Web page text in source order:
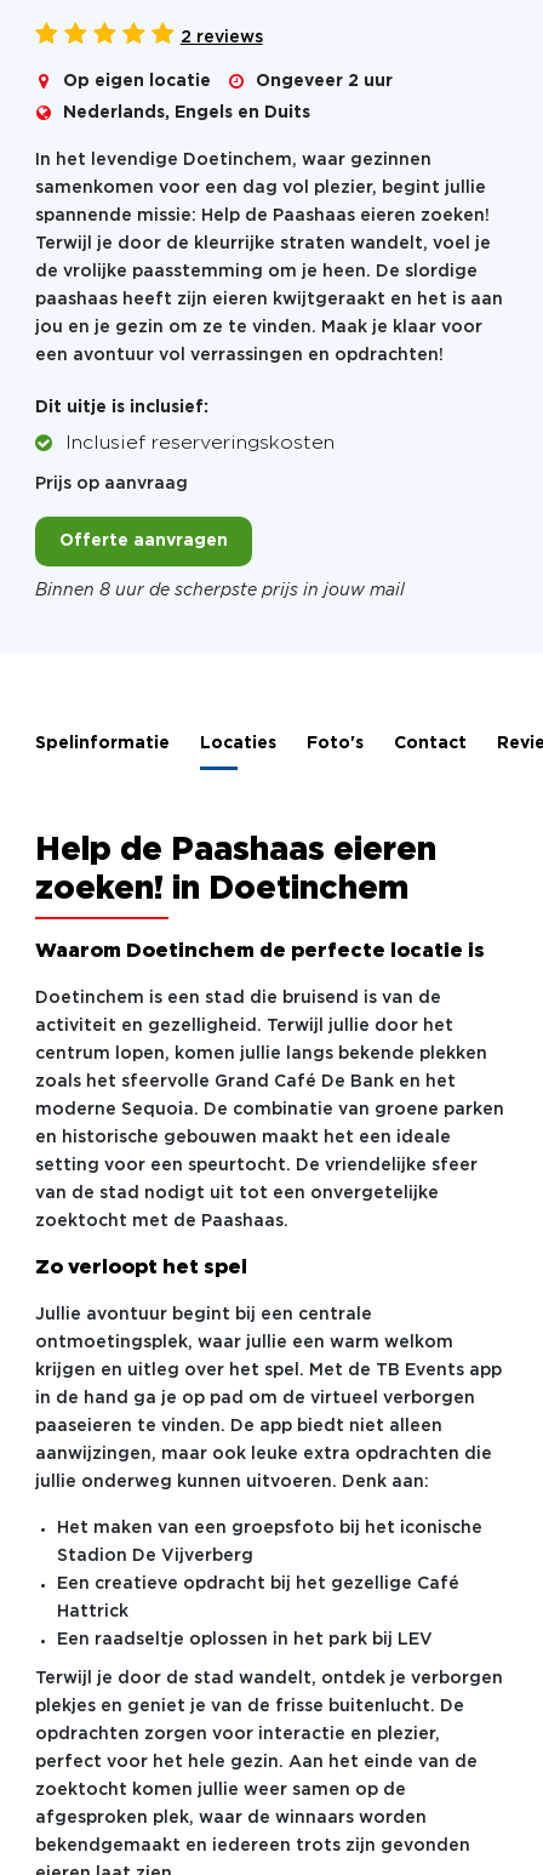
2 reviews
Op eigen locatie Ongeveer 2 uur
Nederlands, Engels en Duits
In het levendige Doetinchem, waar gezinnen
samenkomen voor een dag vol plezier, begint jullie
spannende missie: Help de Paashaas eieren zoeken!
Terwijl je door de kleurrijke straten wandelt, voel je
de vrolijke paasstemming om je heen. De slordige
paashaas heeft zijn eieren kwijtgeraakt en het is aan
jou en je gezin om ze te vinden. Maak je klaar voor
een avontuur vol verrassingen en opdrachten!
Dit uitje is inclusief:
Inclusief reserveringskosten
Prijs op aanvraag
Offerte aanvragen
Binnen 8 uur de scherpste prijs in jouw mail
Spelinformatie Locaties Foto's Contact
Help de Paashaas eieren
zoeken! in Doetinchem
Waarom Doetinchem de perfecte locatie is
Doetinchem is een stad die bruisend is van de
activiteit en gezelligheid. Terwijl jullie door het
centrum lopen, komen jullie langs bekende plekken
zoals het sfeervolle Grand Café De Bank en het
moderne Sequoia. De combinatie van groene parken
en historische gebouwen maakt het een ideale
setting voor een speurtocht. De vriendelijke sfeer
van de stad nodigt uit tot een onvergetelijke
zoektocht met de Paashaas.
Zo verloopt het spel
Jullie avontuur begint bij een centrale
ontmoetingsplek, waar jullie een warm welkom
krijgen en uitleg over het spel. Met de TB Events app
in de hand ga je op pad om de virtueel verborgen
paaseieren te vinden. De app biedt niet alleen
aanwijzingen, maar ook leuke extra opdrachten die
jullie onderweg kunnen uitvoeren. Denk aan:
Het maken van een groepsfoto bij het iconische
Stadion De Vijverberg
Een creatieve opdracht bij het gezellige Café
Hattrick
Een raadseltje oplossen in het park bij LEV
Terwijl je door de stad wandelt, ontdek je verborgen
plekjes en geniet je van de frisse buitenlucht. De
opdrachten zorgen voor interactie en plezier,
perfect voor het hele gezin. Aan het einde van de
zoektocht komen jullie weer samen op de
afgesproken plek, waar de winnaars worden
bekendgemaakt en iedereen trots zijn gevonden